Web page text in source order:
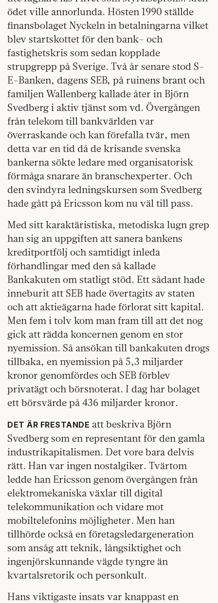
ödet ville annorlunda. Hösten 1990 ställde
finansbolaget Nyckeln in betalningarna vilket
blev startskottet för den bank- och
fastighetskris som sedan kopplade
strupgrepp på Sverige. Två år senare stod S-
E-Banken, dagens SEB, på ruinens brant och
familjen Wallenberg kallade åter in Björn
Svedberg i aktiv tjänst som vd. Övergången
från telekom till bankvärlden var
överraskande och kan förefalla tvär, men
detta var en tid då de krisande svenska
bankerna sökte ledare med organisatorisk
förmåga snarare än branschexperter. Och
den svindyra ledningskursen som Svedberg
hade gått på Ericsson kom nu väl till pass.
Med sitt karaktäristiska, metodiska lugn grep
han sig an uppgiften att sanera bankens
kreditportfölj och samtidigt inleda
förhandlingar med den så kallade
Bankakuten om statligt stöd. Ett sådant hade
inneburit att SEB hade övertagits av staten
och att aktieägarna hade förlorat sitt kapital.
Men fem i tolv kom man fram till att det nog
gick att rädda koncernen genom en stor
nyemission. Så ansökan till bankakuten drogs
tillbaka, en nyemission på 5,3 miljarder
kronor genomfördes och SEB förblev
privatägt och börsnoterat. I dag har bolaget
ett börsvärde på 436 miljarder kronor.
DET ÄR FRESTANDE att beskriva Björn
Svedberg som en representant för den gamla
industrikapitalismen. Det vore bara delvis
rätt. Han var ingen nostalgiker. Tvärtom
ledde han Ericsson genom övergången från
elektromekaniska växlar till digital
telekommunikation och vidare mot
mobiltelefonins möjligheter. Men han
tillhörde också en företagsledargeneration
som ansåg att teknik, långsiktighet och
ingenjörskunnande vägde tyngre än
kvartalsretorik och personkult.
Hans viktigaste insats var knappast en